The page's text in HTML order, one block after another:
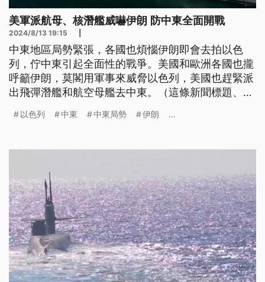
美軍派航母、核潛艦威嚇伊朗 防中東全面開戰
2024/8/13 19:15
中東地區局勢緊張，各國也煩惱伊朗即會去拍以色
列，佇中東引起全面性的戰爭。美國和歐洲各國也攏
呼籲伊朗，莫閣用軍事來威脅以色列，美國也趕緊派
出飛彈潛艦和航空母艦去中東。（這條新聞標題、前
以色列 中東 中東局勢 伊朗 ...